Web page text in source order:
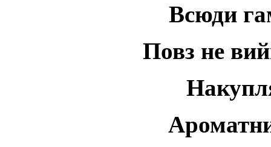
Всюди
Повз не